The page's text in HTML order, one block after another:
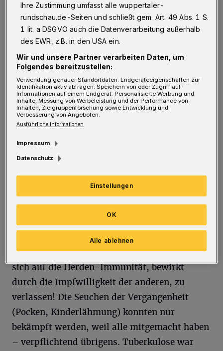
dass es den Mitgliedern einer
Zweiklassengesellschaft unmöglich war, ihre
Klasse zu verlassen. In unserer heutigen,
sowohl freien als auch medizinisch gut
versorgten Gesellschaft wird es aber früher
oder später jedem Mitglied möglich sein, sich
impfen zu lassen. Da passt dieser Begriff
überhaupt nicht!
resultierenden Folgen verantwortlich als die
Zur der Bekämpfung der Pandemie sollte
jeder seinen Beitrag leisten, es reicht nicht,
sich auf die Herden-Immunität, bewirkt
durch die Impfwilligkeit der anderen, zu
verlassen! Die Seuchen der Vergangenheit
(Pocken, Kinderlähmung) konnten nur
bekämpft werden, weil alle mitgemacht haben
– verpflichtend übrigens. Tuberkulose war
Ihre Zustimmung umfasst alle wuppertaler-
rundschau.de-Seiten und schließt gem. Art. 49 Abs. 1 S.
1 lit. a DSGVO auch die Datenverarbeitung außerhalb
des EWR, z.B. in den USA ein.
Wir und unsere Partner verarbeiten Daten, um
Folgendes bereitzustellen:
Verwendung genauer Standortdaten. Endgeräteeigenschaften zur
Identifikation aktiv abfragen. Speichern von oder Zugriff auf
Informationen auf einem Endgerät. Personalisierte Werbung und
Inhalte, Messung von Werbeleistung und der Performance von
Inhalten, Zielgruppenforschung sowie Entwicklung und
Verbesserung von Angeboten.
Ausführliche Informationen
Impressum
Datenschutz
Einstellungen
Alle ablehnen
OK